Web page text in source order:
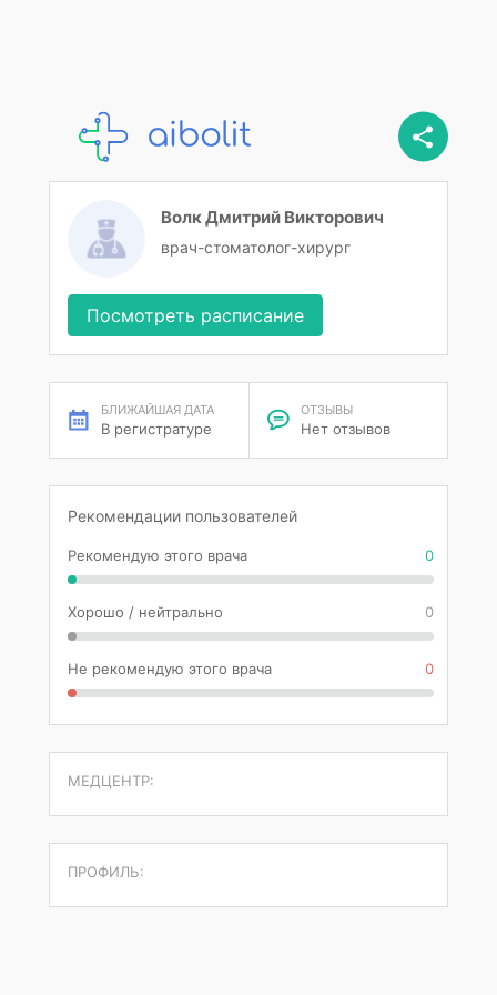
Волк Дмитрий Викторович
врач-стоматолог-хирург
Посмотреть расписание
БЛИЖАЙШАЯ ДАТА
В регистратуре
ОТЗЫВЫ
Нет отзывов
Рекомендации пользователей
Рекомендую этого врача 0
Хорошо / нейтрально 0
Не рекомендую этого врача 0
МЕДЦЕНТР:
ПРОФИЛЬ: